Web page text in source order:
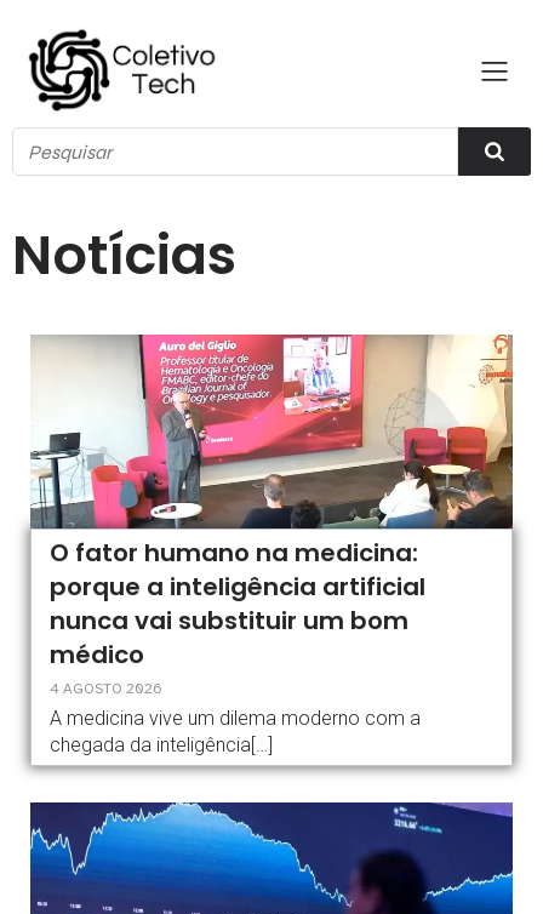
Notícias
O fator humano na medicina:
porque a inteligência artificial
nunca vai substituir um bom
médico
4 AGOSTO 2026
A medicina vive um dilema moderno com a
chegada da inteligência[…]